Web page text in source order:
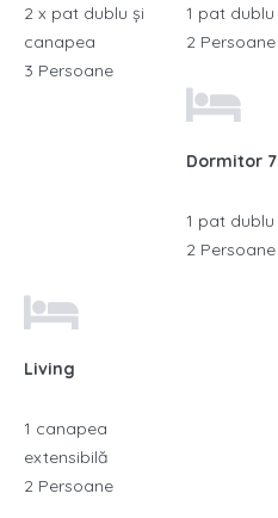
2 x pat dublu și
canapea
3 Persoane
1 pat dublu
2 Persoane
Dormitor 7
1 pat dublu
2 Persoane
Living
1 canapea
extensibilă
2 Persoane